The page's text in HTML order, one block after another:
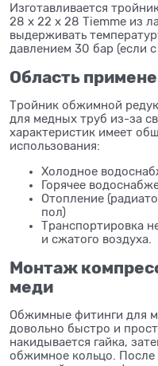
Изготавливается
28 x 22 x 28 Tiemme из
выдерживать
давлением 30 бар (если
Область
Тройник обжимной
для медных труб из-за
характеристик имеет
использования:
Холодное
Горячее
Отопление
пол)
Транспортировка
и сжатого воздуха.
Монтаж
меди
Обжимные фитинги для
довольно быстро и
накидывается гайка,
обжимное кольцо. После